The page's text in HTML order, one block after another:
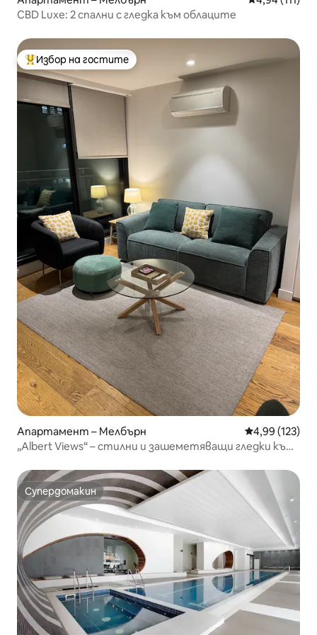
CBD Luxe: 2 спални с гледка към облаците
Най-популярен избор на гостите
Избор на гостите
Апартамент – Мелбърн Средна
4,99 (123)
„Albert Views“ – стилни и зашеметяващи гледки към
Супердомакин
Супердомакин